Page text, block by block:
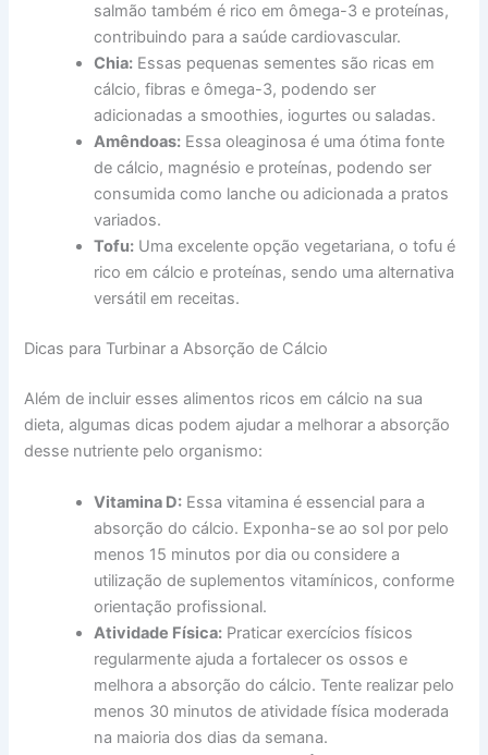
salmão também é rico em ômega-3 e proteínas,
contribuindo para a saúde cardiovascular.
Chia: Essas pequenas sementes são ricas em
cálcio, fibras e ômega-3, podendo ser
adicionadas a smoothies, iogurtes ou saladas.
Amêndoas: Essa oleaginosa é uma ótima fonte
de cálcio, magnésio e proteínas, podendo ser
consumida como lanche ou adicionada a pratos
variados.
Tofu: Uma excelente opção vegetariana, o tofu é
rico em cálcio e proteínas, sendo uma alternativa
versátil em receitas.
Dicas para Turbinar a Absorção de Cálcio
Além de incluir esses alimentos ricos em cálcio na sua
dieta, algumas dicas podem ajudar a melhorar a absorção
desse nutriente pelo organismo:
Vitamina D: Essa vitamina é essencial para a
absorção do cálcio. Exponha-se ao sol por pelo
menos 15 minutos por dia ou considere a
utilização de suplementos vitamínicos, conforme
orientação profissional.
Atividade Física: Praticar exercícios físicos
regularmente ajuda a fortalecer os ossos e
melhora a absorção do cálcio. Tente realizar pelo
menos 30 minutos de atividade física moderada
na maioria dos dias da semana.